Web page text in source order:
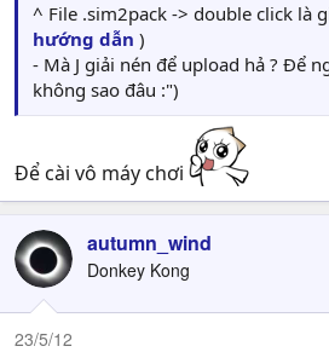
^ File .sim2pack -> double click là
hướng dẫn )
- Mà J giải nén để upload hả ? Để
không sao đâu :")
Để cài vô máy chơi
autumn_wind
Donkey Kong
23/5/12